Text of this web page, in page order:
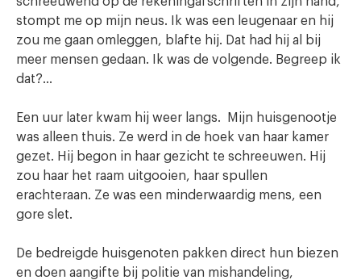
stompt me op mijn neus. Ik was een leugenaar en hij
zou me gaan omleggen, blafte hij. Dat had hij al bij
meer mensen gedaan. Ik was de volgende. Begreep ik
dat?…
Een uur later kwam hij weer langs. Mijn huisgenootje
was alleen thuis. Ze werd in de hoek van haar kamer
gezet. Hij begon in haar gezicht te schreeuwen. Hij
zou haar het raam uitgooien, haar spullen
erachteraan. Ze was een minderwaardig mens, een
gore slet.
De bedreigde huisgenoten pakken direct hun biezen
en doen aangifte bij politie van mishandeling,